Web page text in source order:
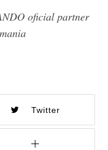
oficial partner
Twitter